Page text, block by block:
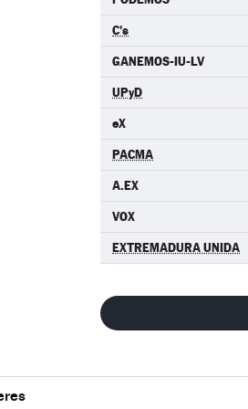
C's
GANEMOS-IU-LV
UPyD
eX
PACMA
A.EX
VOX
EXTREMADURA UNIDA